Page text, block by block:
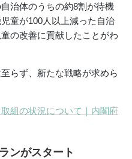
治体のうちの約8割が待機
童が100人以上減った自治
の改善に貢献したことがわ
らず、新たな戦略が求めら
組の状況について｜内閣府
ンがスタート